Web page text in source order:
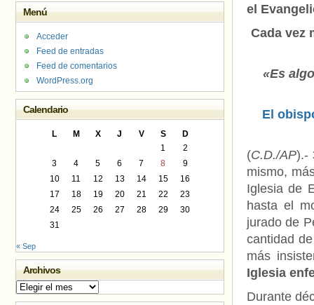
el
Cada vez
«Es
El
(C.D./AP).-
mismo,
Iglesia de
hasta el
jurado de
cantidad
más
Iglesia
Durante
Menú
Acceder
Feed de entradas
Feed de comentarios
WordPress.org
Calendario
L M X J V S
D
1
2
3
4 5 6 7 8
9
10
11 12 13 14 15
16
17
18 19 20 21 22
23
24
25 26 27 28 29
30
31
« Sep
Archivos
Archivos